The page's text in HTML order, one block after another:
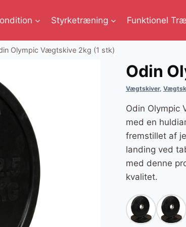
Styrketræning Funktionel
Olympic Vægtskive 2kg (1 stk)
Odin
Vægtskiver,
Odin Olympic
med en
fremstillet af
landing ved
med denne
kvalitet.